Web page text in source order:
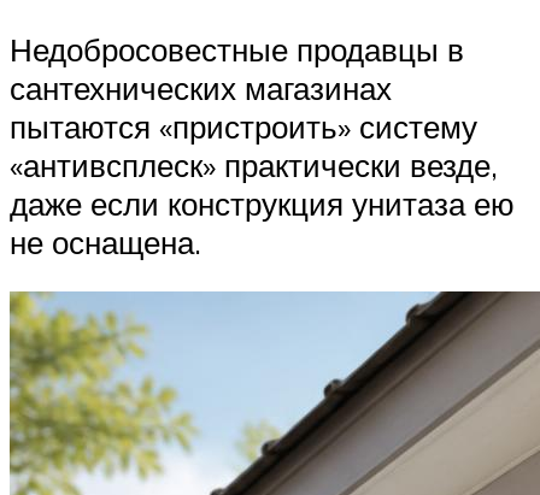
Недобросовестные продавцы в
сантехнических магазинах
пытаются «пристроить» систему
«антивсплеск» практически везде,
даже если конструкция унитаза ею
не оснащена.